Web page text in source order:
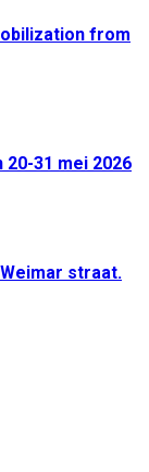
from
31 mei 2026
straat.